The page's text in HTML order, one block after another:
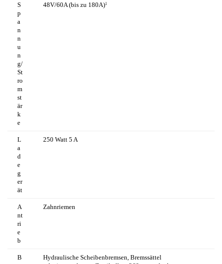
S
p
a
n
n
u
n
g/
St
ro
m
st
är
k
e
48V/60A (bis zu 180A)1
L
a
d
e
g
er
ät
250 Watt 5 A
A
nt
ri
e
b
Zahnriemen
B
Hydraulische Scheibenbremsen, Bremssättel